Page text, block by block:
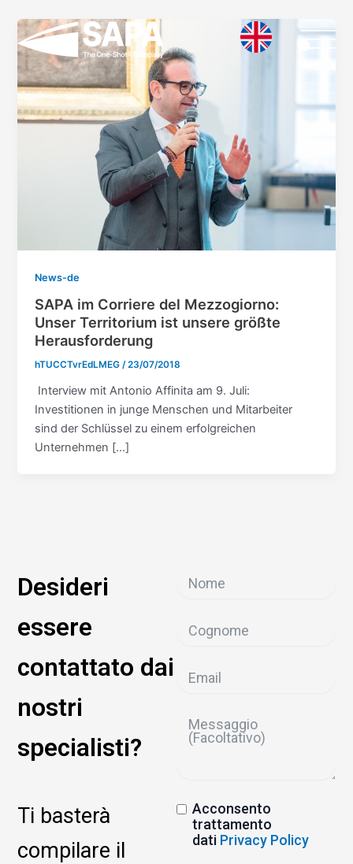
contenuto
News-de
SAPA im Corriere del Mezzogiorno:
Unser Territorium ist unsere größte
Herausforderung
hTUCCTvrEdLMEG/23/07/2018
Interview mit Antonio Affinita am 9. Juli:
Investitionen in junge Menschen und Mitarbeiter
sind der Schlüssel zu einem erfolgreichen
Unternehmen […]
Desideri
essere
contattato dai
nostri
specialisti?
Ti basterà
compilare il
Acconsento
trattamento
dati Privacy Policy